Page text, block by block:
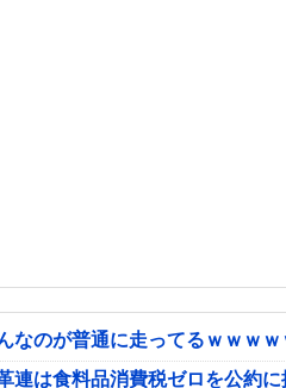
なのが普通に走ってるｗｗｗ
連は食料品消費税ゼロを公約